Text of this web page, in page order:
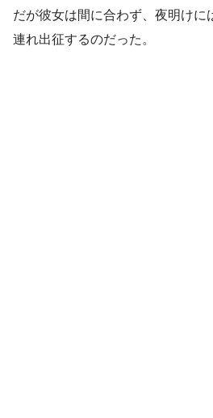
だが彼女は間に合わず、夜明けに
連れ出征するのだった。